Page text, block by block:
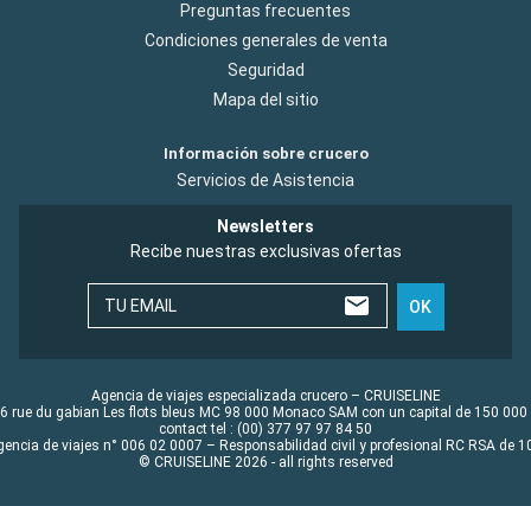
Preguntas frecuentes
Condiciones generales de venta
Seguridad
Mapa del sitio
Información sobre crucero
Servicios de Asistencia
Newsletters
Recibe nuestras exclusivas ofertas
TU EMAIL OK
Agencia de viajes especializada crucero – CRUISELINE
rue du gabian Les flots bleus MC 98 000 Monaco SAM con un capital de 150 000
contact tel : (00) 377 97 97 84 50
de viajes n° 006 02 0007 – Responsabilidad civil y profesional RC RSA de
© CRUISELINE 2026 - all rights reserved